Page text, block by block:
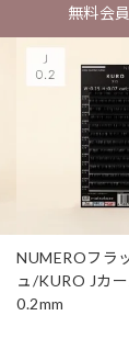
無料会
NUMEROフラ
ュ/KURO Jカ
0.2mm